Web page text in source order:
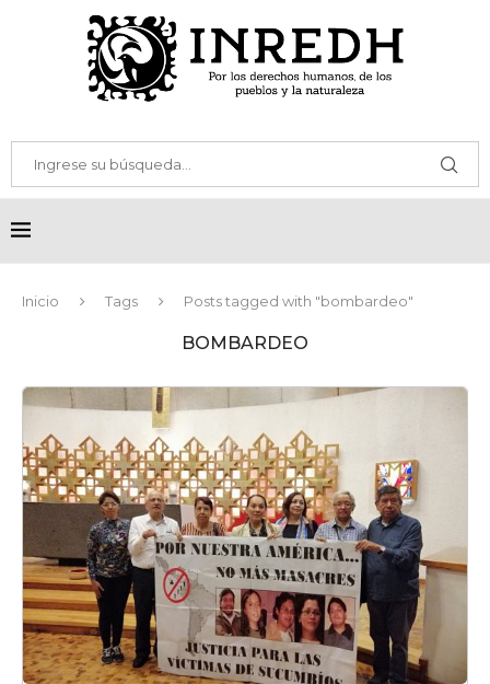
Inicio Tags Posts tagged with "bombardeo"
BOMBARDEO